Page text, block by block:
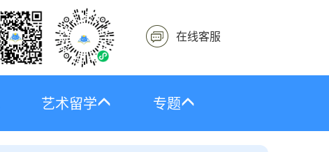
在线客服
艺术留学 专题